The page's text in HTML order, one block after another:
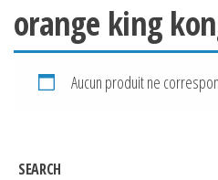
orange king
Aucun produit ne
SEARCH